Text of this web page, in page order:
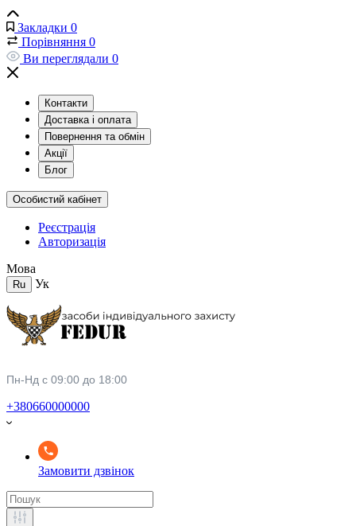
Закладки 0
Порівняння 0
Ви переглядали 0
Контакти
Доставка і оплата
Повернення та обмін
Акції
Блог
Особистий кабінет
Реєстрація
Авторизація
Мова
Ru Ук
Пн-Нд с 09:00 до 18:00
+380660000000
Замовити дзвінок